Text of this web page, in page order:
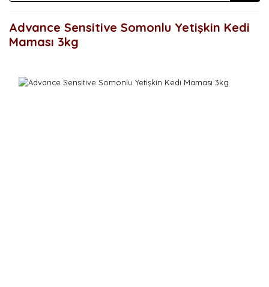
Advance Sensitive Somonlu Yetişkin Kedi
Maması 3kg